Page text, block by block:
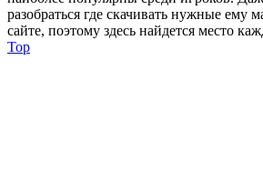
разобраться где скачивать нужные ему
сайте, поэтому здесь найдется место
Top